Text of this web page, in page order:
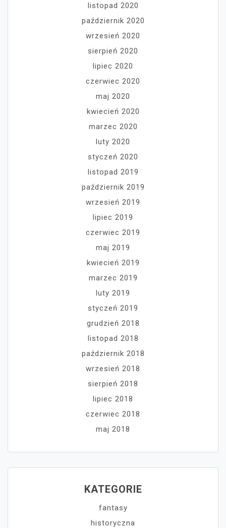
listopad 2020
październik 2020
wrzesień 2020
sierpień 2020
lipiec 2020
czerwiec 2020
maj 2020
kwiecień 2020
marzec 2020
luty 2020
styczeń 2020
listopad 2019
październik 2019
wrzesień 2019
lipiec 2019
czerwiec 2019
maj 2019
kwiecień 2019
marzec 2019
luty 2019
styczeń 2019
grudzień 2018
listopad 2018
październik 2018
wrzesień 2018
sierpień 2018
lipiec 2018
czerwiec 2018
maj 2018
KATEGORIE
fantasy
historyczna